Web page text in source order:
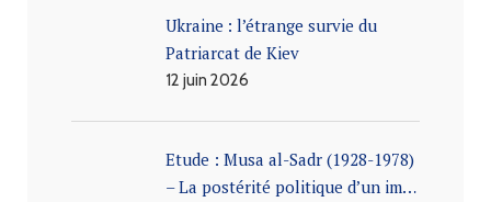
Ukraine : l’étrange survie du
Patriarcat de Kiev
12 juin 2026
Etude : Musa al-Sadr (1928-1978)
– La postérité politique d’un im…